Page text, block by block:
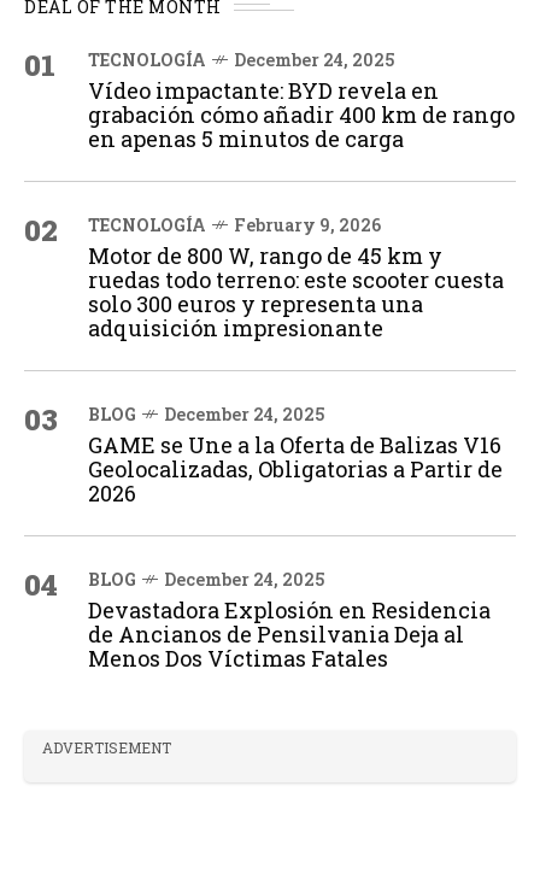
DEAL OF THE MONTH
01 TECNOLOGÍA December 24, 2025
Vídeo impactante: BYD revela en
grabación cómo añadir 400 km de rango
en apenas 5 minutos de carga
02 TECNOLOGÍA February 9, 2026
Motor de 800 W, rango de 45 km y
ruedas todo terreno: este scooter cuesta
solo 300 euros y representa una
adquisición impresionante
03 BLOG December 24, 2025
GAME se Une a la Oferta de Balizas V16
Geolocalizadas, Obligatorias a Partir de
2026
04 BLOG December 24, 2025
Devastadora Explosión en Residencia
de Ancianos de Pensilvania Deja al
Menos Dos Víctimas Fatales
ADVERTISEMENT